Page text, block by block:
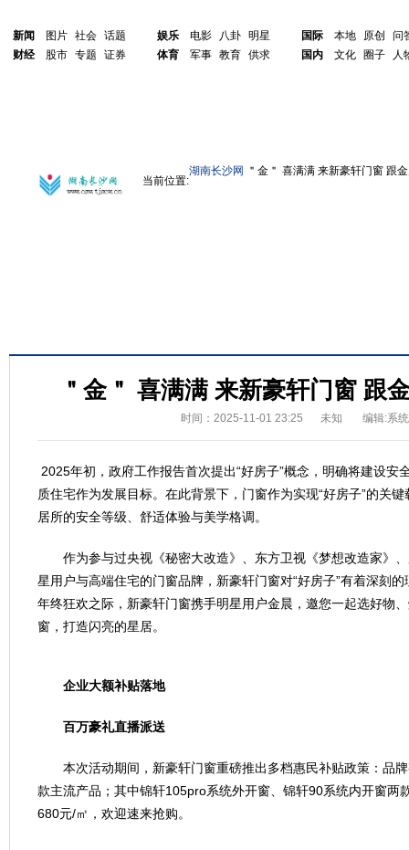
新闻 图片 社会 话题
财经
股市 专题 证券
娱乐 电影 八卦 明星
体育
军事 教育 供求
国际 本地 原创
问
国内
文化 圈子 人
当前位置:
湖南长沙网 ＂金＂ 喜满满 来新豪轩门窗 跟
＂金＂ 喜满满 来新豪轩门窗 跟
时间：2025-11-01 23:25 未知 编辑:系
2025年初，政府工作报告首次提出“好房子”概念，明确将建设安
质住宅作为发展目标。在此背景下，门窗作为实现“好房子”的关
居所的安全等级、舒适体验与美学格调。
作为参与过央视《秘密大改造》、东方卫视《梦想改造家》
星用户与高端住宅的门窗品牌，新豪轩门窗对“好房子”有着深刻
年终狂欢之际，新豪轩门窗携手明星用户金晨，邀您一起选好物
窗，打造闪亮的星居。
企业大额补贴落地
百万豪礼直播派送
本次活动期间，新豪轩门窗重磅推出多档惠民补贴政策：品
款主流产品；其中锦轩105pro系统外开窗、锦轩90系统内开窗两
680元/㎡，欢迎速来抢购。